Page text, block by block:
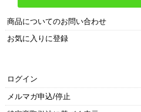
商品についてのお問い合わせ
お気に入りに登録
ログイン
メルマガ申込/停止